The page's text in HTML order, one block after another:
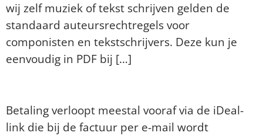
wij zelf muziek of tekst schrijven gelden de
standaard auteursrechtregels voor
componisten en tekstschrijvers. Deze kun je
eenvoudig in PDF bij […]
Betaling verloopt meestal vooraf via de iDeal-
link die bij de factuur per e-mail wordt